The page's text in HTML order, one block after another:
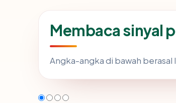
Membaca sinyal
Angka-angka di bawah berasal